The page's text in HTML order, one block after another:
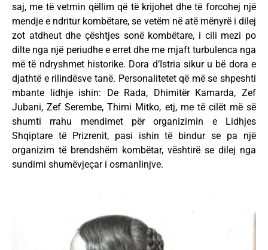
saj, me të vetmin qëllim që të krijohet dhe të forcohej një
mendje e ndritur kombëtare, se vetëm në atë mënyrë i dilej
zot atdheut dhe çështjes sonë kombëtare, i cili mezi po
dilte nga një periudhe e erret dhe me mjaft turbulenca nga
më të ndryshmet historike. Dora d’Istria sikur u bë dora e
djathtë e rilindësve tanë. Personalitetet që më se shpeshti
mbante lidhje ishin: De Rada, Dhimitër Kamarda, Zef
Jubani, Zef Serembe, Thimi Mitko, etj, me të cilët më së
shumti rrahu mendimet për organizimin e Lidhjes
Shqiptare të Prizrenit, pasi ishin të bindur se pa një
organizim të brendshëm kombëtar, vështirë se dilej nga
sundimi shumëvjeçar i osmanlinjve.